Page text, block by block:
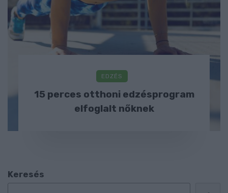
EDZÉS
15 perces otthoni edzésprogram
elfoglalt nőknek
Keresés